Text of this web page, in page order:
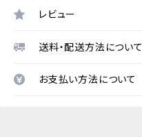
レビュー
送料・配送方法について
お支払い方法について